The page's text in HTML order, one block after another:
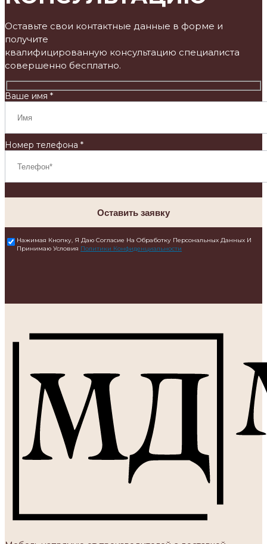
Оставьте свои контактные данные в форме и
получите
квалифицированную консультацию специалиста
совершенно бесплатно.
Ваше имя *
Номер телефона *
Оставить заявку
Нажимая Кнопку, Я Даю Согласие На Обработку Персональных Данных И
Принимаю Условия Политики Конфиденциальности